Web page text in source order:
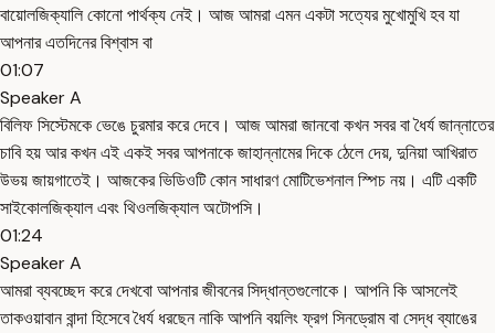
বায়োলজিক্যালি কোনো পার্থক্য নেই। আজ আমরা এমন একটা সত্যের মুখোমুখি হব যা
আপনার এতদিনের বিশ্বাস বা
01:07
Speaker A
বিলিফ সিস্টেমকে ভেঙে চুরমার করে দেবে। আজ আমরা জানবো কখন সবর বা ধৈর্য জান্নাতের
চাবি হয় আর কখন এই একই সবর আপনাকে জাহান্নামের দিকে ঠেলে দেয়, দুনিয়া আখিরাত
উভয় জায়গাতেই। আজকের ভিডিওটি কোন সাধারণ মোটিভেশনাল স্পিচ নয়। এটি একটি
সাইকোলজিক্যাল এবং থিওলজিক্যাল অটোপসি।
01:24
Speaker A
আমরা ব্যবচ্ছেদ করে দেখবো আপনার জীবনের সিদ্ধান্তগুলোকে। আপনি কি আসলেই
তাকওয়াবান বান্দা হিসেবে ধৈর্য ধরছেন নাকি আপনি বয়লিং ফ্রগ সিনড্রোম বা সেদ্ধ ব্যাঙের